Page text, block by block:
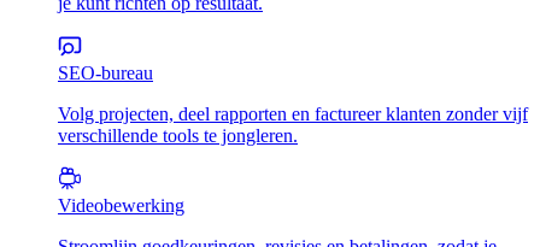
SEO-bureau
Volg projecten, deel rapporten en factureer klanten zonder vijf
verschillende tools te jongleren.
Videobewerking